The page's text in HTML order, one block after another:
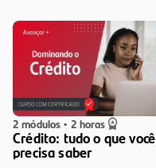
2 módulos • 2 horas
Crédito: tudo o que você
precisa saber